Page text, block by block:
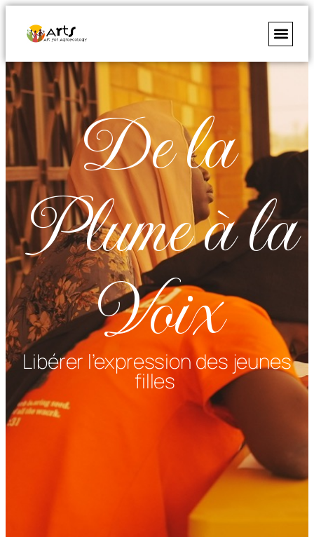
De la
Plume à la
Voix
Libérer l’expression des jeunes
filles ​